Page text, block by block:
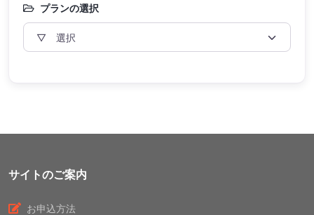
プランの選択
サイトのご案内
お申込方法